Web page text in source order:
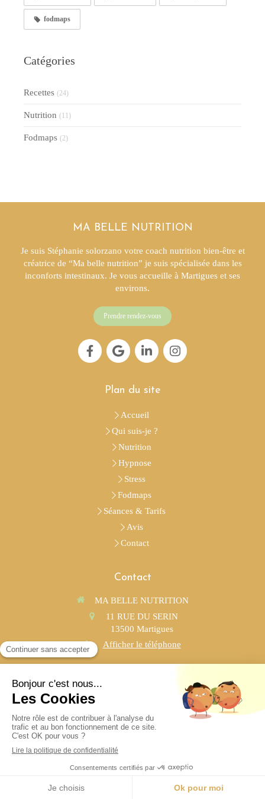
fodmaps
Catégories
Recettes (24)
Nutrition (11)
Fodmaps (2)
MA BELLE NUTRITION
Je suis Stéphanie solorzano votre coach nutrition bien-être et
créatrice de “Ma belle nutrition” je suis spécialisée dans les
inconforts intestinaux. Je vous accueille à Martigues et ses
environs.
Prendre rendez-vous
Plan du site
Accueil
Qui suis-je ?
Nutrition
Hypnose
Stress
Fodmaps
Séances & Tarifs
Avis
Contact
Contact
MA BELLE NUTRITION
11 RUE DU SERIN
13500 Martigues
Afficher le téléphone
LeSamedi
Mentions légales
Création et référencement du site par Simplébo
Ce site a été créé grâce àRESALIB
Retrouvez Ma Belle Nutrition sur Resalib : annuaire, référencement et prise de rendez-vous pour